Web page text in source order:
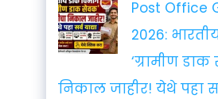
Post Office
2026:
‘ग्रामीण
निकाल जाहीर! येथे पहा